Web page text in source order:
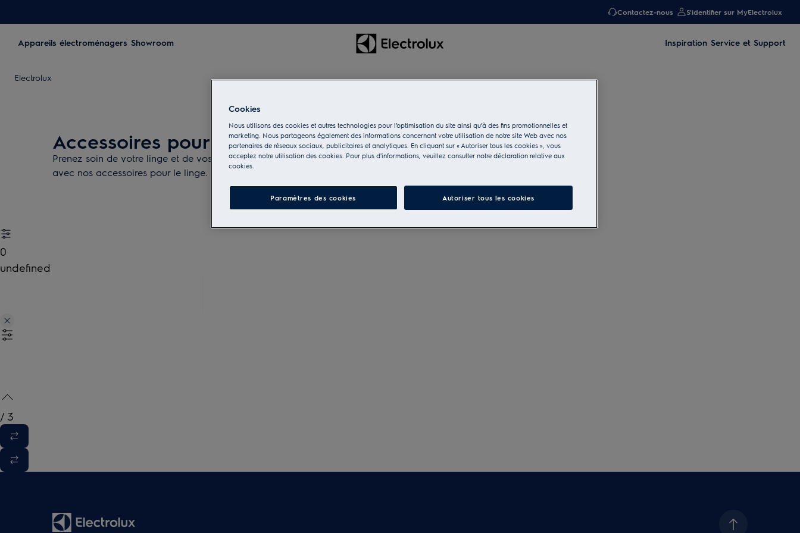
Contactez-nous S'identifier sur MyElectrolux
Appareils électroménagers Showroom Inspiration Service et Support
Electrolux
Accessoires pour le soin du linge
Prenez soin de votre linge et de vos appareils et facilitez-vous les lessives
avec nos accessoires pour le linge.
0
undefined
/ 3
Cookies
Nous utilisons des cookies et autres technologies pour l’optimisation du site ainsi qu’à des fins promotionnelles et
marketing. Nous partageons également des informations concernant votre utilisation de notre site Web avec nos
partenaires de réseaux sociaux, publicitaires et analytiques. En cliquant sur « Autoriser tous les cookies », vous
acceptez notre utilisation des cookies. Pour plus d'informations, veuillez consulter notre déclaration relative aux
cookies.
Paramètres des cookies Autoriser tous les cookies